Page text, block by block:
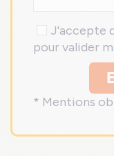
J'accepte
pour valider
* Mentions